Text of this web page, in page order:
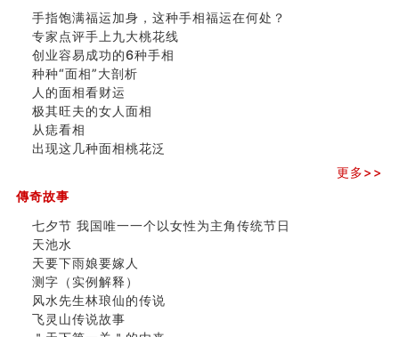
南半球的八字如何推排
玄空本义(六)
额相与命运
风水先生林琅仙的传说
从痣看相
姓名陰陽配置的凶吉
六爻測住宅風水 (四)
玄空本义 (五)
财务办公室风水布局
玄空本义 (四)
六爻算卦：我俩之间是否还命中有未尽的缘分？
订婚就是定结婚日子吗
清朝慈禧太后命造 (名人八字淺析七）
玄空本义 (三)
飞灵山传说故事
命理解说：想请问什么时候能够遇到姻缘结婚？
手指饱满福运加身，这种手相福运在何处？
专家点评手上九大桃花线
创业容易成功的6种手相
种种“面相”大剖析
人的面相看财运
极其旺夫的女人面相
从痣看相
出现这几种面相桃花泛
更多>>
傳奇故事
七夕节 我国唯一一个以女性为主角传统节日
天池水
天要下雨娘要嫁人
测字（实例解释）
风水先生林琅仙的传说
飞灵山传说故事